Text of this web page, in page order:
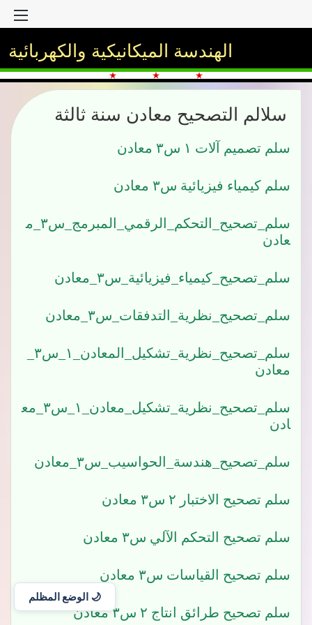
🌙 الوضع المظلم
الهندسة الميكانيكية والكهربائية
سلالم التصحيح معادن سنة ثالثة
سلم تصميم آلات ١ س٣ معادن
سلم كيمياء فيزيائية س٣ معادن
سلم_تصحيح_التحكم_الرقمي_المبرمج_س٣_م
عادن
سلم_تصحيح_كيمياء_فيزيائية_س٣_معادن
سلم_تصحيح_نظرية_التدفقات_س٣_معادن
معادن
سلم_تصحيح_نظرية_تشكيل_معادن_١_س٣_مع
ادن
سلم_تصحيح_هندسة_الحواسيب_س٣_معادن
سلم تصحيح الاختبار ٢ س٣ معادن
سلم تصحيح التحكم الآلي س٣ معادن
سلم تصحيح القياسات س٣ معادن
سلم تصحيح طرائق انتاج ٢ س٣ معادن